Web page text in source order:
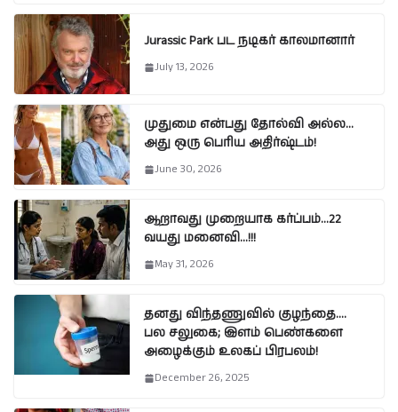
Jurassic Park பட நடிகர் காலமானார்
July 13, 2026
முதுமை என்பது தோல்வி அல்ல…
அது ஒரு பெரிய அதிர்ஷ்டம்!
June 30, 2026
ஆறாவது முறையாக கர்ப்பம்…22
வயது மனைவி…!!!
May 31, 2026
தனது விந்தணுவில் குழந்தை….
பல சலுகை; இளம் பெண்களை
அழைக்கும் உலகப் பிரபலம்!
December 26, 2025